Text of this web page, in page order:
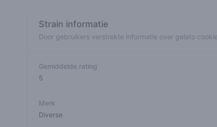
Strain informatie
Door gebruikers verstrekte informatie over gelato
Gemiddelde rating
5
Merk
Diverse